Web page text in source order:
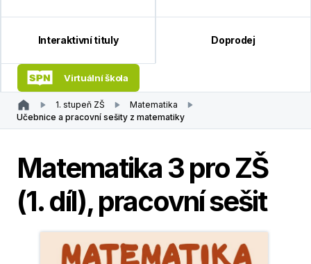
Interaktivní tituly Doprodej
Virtuální škola
1. stupeň ZŠ
Matematika
Učebnice a pracovní sešity z matematiky
Matematika 3 pro ZŠ
(1. díl), pracovní sešit